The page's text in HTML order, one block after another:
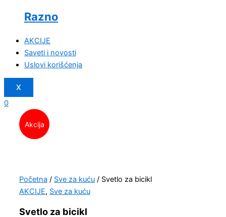
Razno
AKCIJE
Saveti i novosti
Uslovi korišćenja
X
0
Akcija
Početna / Sve za kuću / Svetlo za bicikl
AKCIJE, Sve za kuću
Svetlo za bicikl